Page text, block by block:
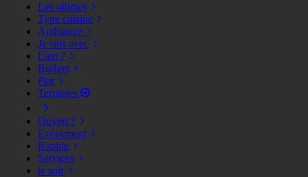
Les ultimes
Type cuisine
Ambiance >
Je suis avec
Lieu ?
Budget
Plat
Terrasses
Ouvert ?
Evènement
Rapide
Services
le soir